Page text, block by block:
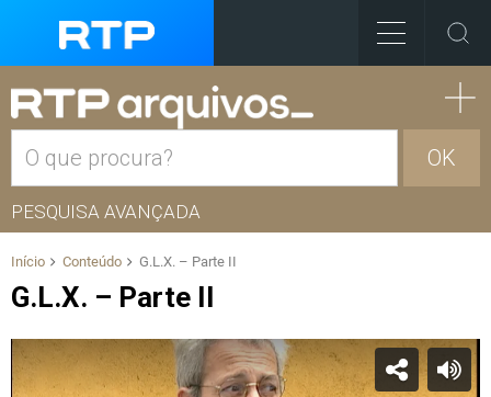
OK
PESQUISA AVANÇADA
Início Conteúdo G.L.X. – Parte II
G.L.X. – Parte II